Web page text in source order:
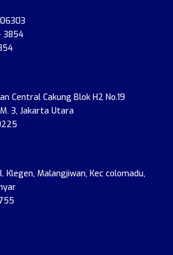
3854
Central Cakung Blok H2 No.19
3, Jakarta Utara
Klegen, Malangjiwan, Kec colomadu,